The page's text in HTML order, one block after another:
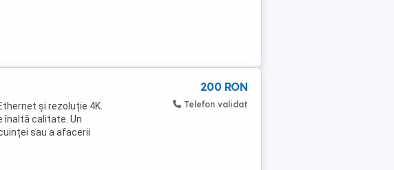
și rezoluție 4K.
înaltă calitate. Un
sau a afacerii
200 RON
Telefon validat